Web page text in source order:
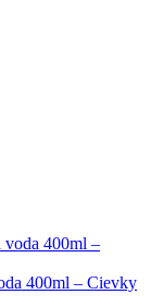
400ml – Cievky